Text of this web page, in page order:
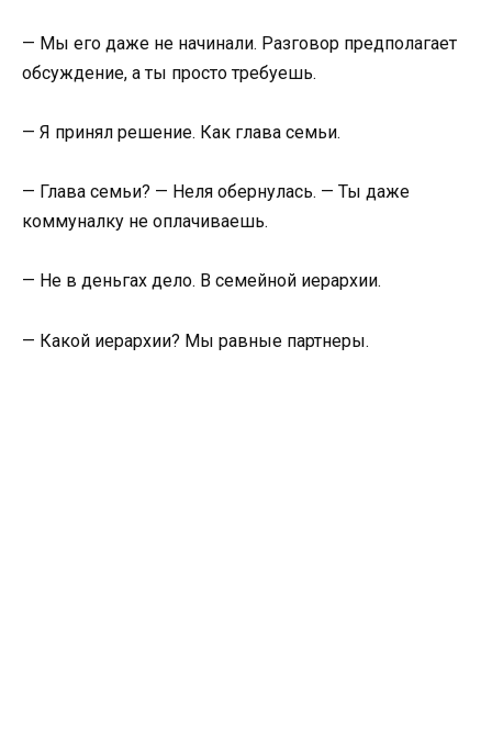
— Мы его даже не начинали. Разговор предполагает
обсуждение, а ты просто требуешь.
— Я принял решение. Как глава семьи.
— Глава семьи? — Неля обернулась. — Ты даже
коммуналку не оплачиваешь.
— Не в деньгах дело. В семейной иерархии.
— Какой иерархии? Мы равные партнеры.